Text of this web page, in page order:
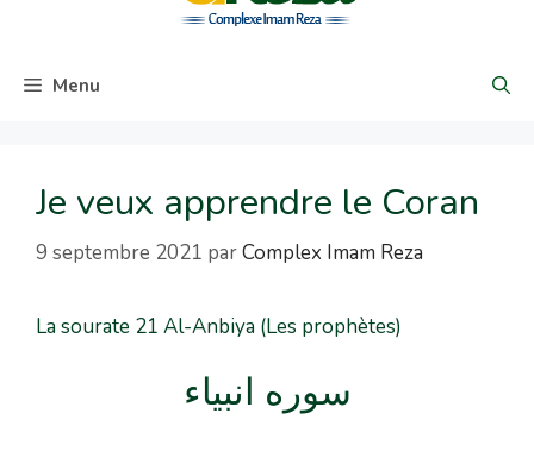
Menu
Je veux apprendre le Coran
9 septembre 2021 parComplex Imam Reza
La sourate 21 Al-Anbiya (Les prophètes)
سوره انبیاء